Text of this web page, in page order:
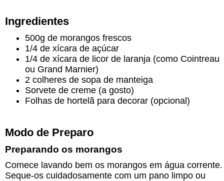
Ingredientes
500g de morangos frescos
1/4 de xícara de açúcar
1/4 de xícara de licor de laranja (como Cointreau
ou Grand Marnier)
2 colheres de sopa de manteiga
Sorvete de creme (a gosto)
Folhas de hortelã para decorar (opcional)
Modo de Preparo
Preparando os morangos
Comece lavando bem os morangos em água corrente.
Seque-os cuidadosamente com um pano limpo ou